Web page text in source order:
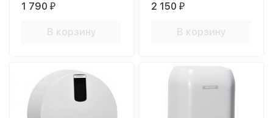
1 790₽
В корзину
2 150₽
В корзину